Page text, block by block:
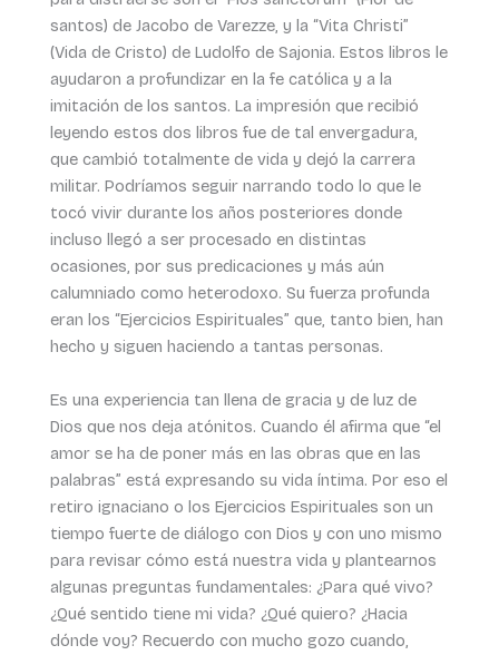
santos) de Jacobo de Varezze, y la “Vita Christi”
(Vida de Cristo) de Ludolfo de Sajonia. Estos libros le
ayudaron a profundizar en la fe católica y a la
imitación de los santos. La impresión que recibió
leyendo estos dos libros fue de tal envergadura,
que cambió totalmente de vida y dejó la carrera
militar. Podríamos seguir narrando todo lo que le
tocó vivir durante los años posteriores donde
incluso llegó a ser procesado en distintas
ocasiones, por sus predicaciones y más aún
calumniado como heterodoxo. Su fuerza profunda
eran los “Ejercicios Espirituales” que, tanto bien, han
hecho y siguen haciendo a tantas personas.
Es una experiencia tan llena de gracia y de luz de
Dios que nos deja atónitos. Cuando él afirma que “el
amor se ha de poner más en las obras que en las
palabras” está expresando su vida íntima. Por eso el
retiro ignaciano o los Ejercicios Espirituales son un
tiempo fuerte de diálogo con Dios y con uno mismo
para revisar cómo está nuestra vida y plantearnos
algunas preguntas fundamentales: ¿Para qué vivo?
¿Qué sentido tiene mi vida? ¿Qué quiero? ¿Hacia
dónde voy? Recuerdo con mucho gozo cuando,